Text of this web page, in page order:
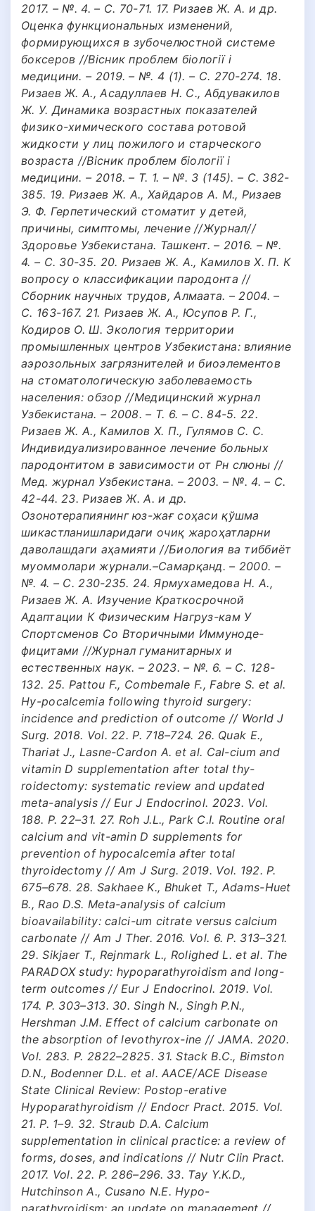
2017. – №. 4. – С. 70-71. 17. Ризаев Ж. А. и др.
Оценка функциональных изменений,
формирующихся в зубочелюстной системе
боксеров //Вісник проблем біології і
медицини. – 2019. – №. 4 (1). – С. 270-274. 18.
Ризаев Ж. А., Асадуллаев Н. С., Абдувакилов
Ж. У. Динамика возрастных показателей
физико-химического состава ротовой
жидкости у лиц пожилого и старческого
возраста //Вісник проблем біології і
медицини. – 2018. – Т. 1. – №. 3 (145). – С. 382-
385. 19. Ризаев Ж. А., Хайдаров А. М., Ризаев
Э. Ф. Герпетический стоматит у детей,
причины, симптомы, лечение //Журнал//
Здоровье Узбекистана. Ташкент. – 2016. – №.
4. – С. 30-35. 20. Ризаев Ж. А., Камилов Х. П. К
вопросу о классификации пародонта //
Сборник научных трудов, Алмаата. – 2004. –
С. 163-167. 21. Ризаев Ж. А., Юсупов Р. Г.,
Кодиров О. Ш. Экология территории
промышленных центров Узбекистана: влияние
аэрозольных загрязнителей и биоэлементов
на стоматологическую заболеваемость
населения: обзор //Медицинский журнал
Узбекистана. – 2008. – Т. 6. – С. 84-5. 22.
Ризаев Ж. А., Камилов Х. П., Гулямов С. С.
Индивидуализированное лечение больных
пародонтитом в зависимости от Рн слюны //
Мед. журнал Узбекистана. – 2003. – №. 4. – С.
42-44. 23. Ризаев Ж. А. и др.
Озонотерапиянинг юз-жағ соҳаси қўшма
шикастланишларидаги очиқ жароҳатларни
даволашдаги аҳамияти //Биология ва тиббиёт
муоммолари журнали.–Самарқанд. – 2000. –
№. 4. – С. 230-235. 24. Ярмухамедова Н. А.,
Ризаев Ж. А. Изучение Краткосрочной
Адаптации К Физическим Нагруз-кам У
Спортсменов Со Вторичными Иммуноде-
фицитами //Журнал гуманитарных и
естественных наук. – 2023. – №. 6. – С. 128-
132. 25. Pattou F., Combemale F., Fabre S. et al.
Hy-pocalcemia following thyroid surgery:
incidence and prediction of outcome // World J
Surg. 2018. Vol. 22. P. 718–724. 26. Quak E.,
Thariat J., Lasne-Cardon A. et al. Cal-cium and
vitamin D supplementation after total thy-
roidectomy: systematic review and updated
meta-analysis // Eur J Endocrinol. 2023. Vol.
188. P. 22–31. 27. Roh J.L., Park C.I. Routine oral
calcium and vit-amin D supplements for
prevention of hypocalcemia after total
thyroidectomy // Am J Surg. 2019. Vol. 192. P.
675–678. 28. Sakhaee K., Bhuket T., Adams-Huet
B., Rao D.S. Meta-analysis of calcium
bioavailability: calci-um citrate versus calcium
carbonate // Am J Ther. 2016. Vol. 6. P. 313–321.
29. Sikjaer T., Rejnmark L., Rolighed L. et al. The
PARADOX study: hypoparathyroidism and long-
term outcomes // Eur J Endocrinol. 2019. Vol.
174. P. 303–313. 30. Singh N., Singh P.N.,
Hershman J.M. Effect of calcium carbonate on
the absorption of levothyrox-ine // JAMA. 2020.
Vol. 283. P. 2822–2825. 31. Stack B.C., Bimston
D.N., Bodenner D.L. et al. AACE/ACE Disease
State Clinical Review: Postop-erative
Hypoparathyroidism // Endocr Pract. 2015. Vol.
21. P. 1–9. 32. Straub D.A. Calcium
supplementation in clinical practice: a review of
forms, doses, and indications // Nutr Clin Pract.
2017. Vol. 22. P. 286–296. 33. Tay Y.K.D.,
Hutchinson A., Cusano N.E. Hypo-
parathyroidism: an update on management //